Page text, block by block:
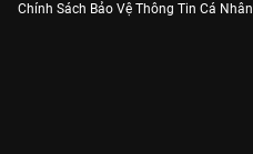
Chính Sách Bảo Vệ Thông Tin Cá Nhân